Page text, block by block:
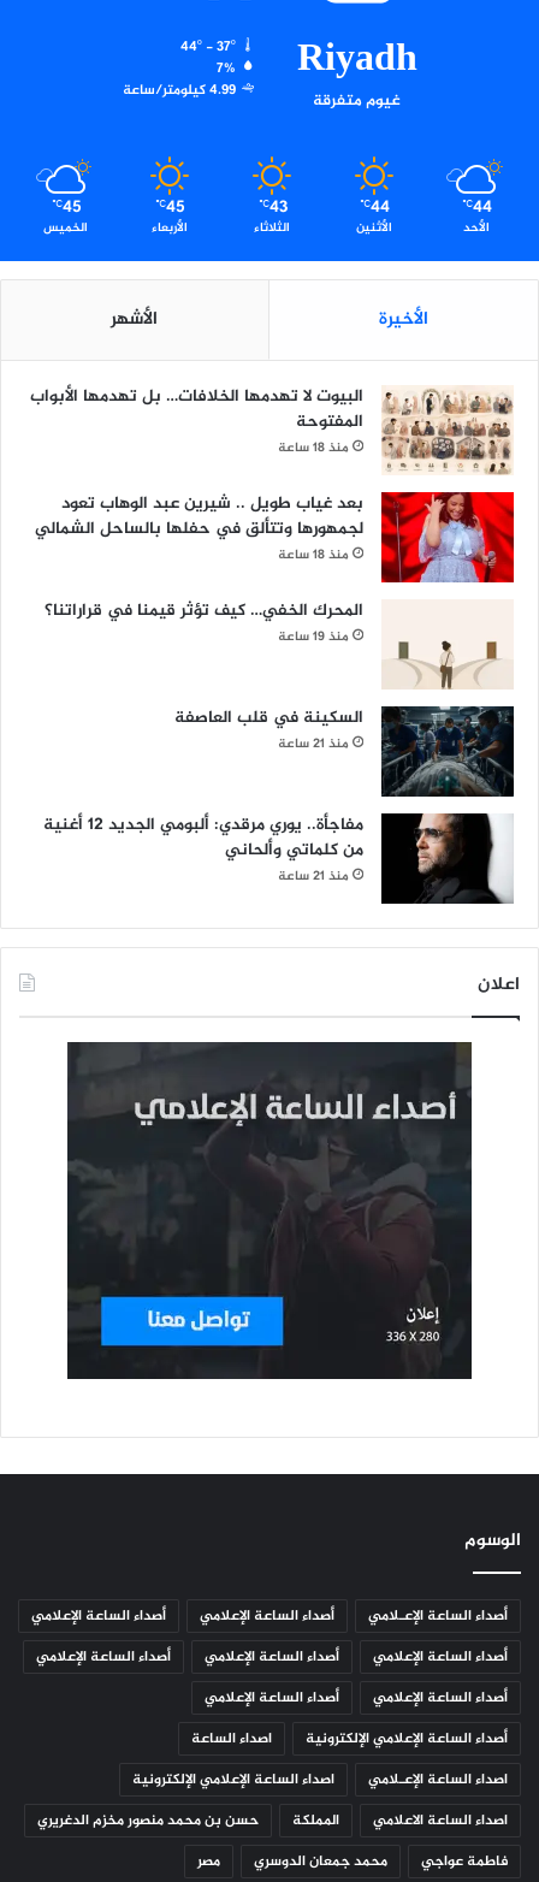
Riyadh
غيوم متفرقة
44º - 37º
7%
4.99 كيلومتر/ساعة
44
℃
الأحد
44
℃
الأثنين
43
℃
الثلاثاء
45
℃
الأربعاء
45
℃
الخميس
الأخيرة الأشهر
البيوت لا تهدمها الخلافات… بل تهدمها الأبواب
المفتوحة
منذ 18 ساعة
بعد غياب طويل .. شيرين عبد الوهاب تعود
لجمهورها وتتألق في حفلها بالساحل الشمالي
منذ 18 ساعة
المحرك الخفي… كيف تؤثر قيمنا في قراراتنا؟
منذ 19 ساعة
السكينة في قلب العاصفة
منذ 21 ساعة
مفاجأة.. يوري مرقدي: ألبومي الجديد 12 أغنية
من كلماتي وألحاني
منذ 21 ساعة
اعلان
الوسوم
أصداء الساعة الإعـلامي أصداء الساعة الإعلامي
أصداء الساعة الإعلامي
أصداء الساعة الإعلامي
أصداء الساعة الإعلامي
أصداء الساعة الإعلامي
أصداء الساعة الإعلامي
أصداء الساعة الإعلامي
أصداء الساعة الإعلامي الإلكترونية
اصداء الساعة
اصداء الساعة الإعـلامي
اصداء الساعة الإعلامي الإلكترونية
اصداء الساعة الاعلامي
المملكة
حسن بن محمد منصور مخزم الدغريري
فاطمة عواجي
محمد جمعان الدوسري مصر